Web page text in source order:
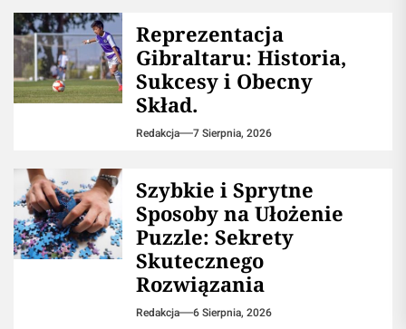
Reprezentacja
Gibraltaru: Historia,
Sukcesy i Obecny
Skład.
Redakcja 7 Sierpnia, 2026
Szybkie i Sprytne
Sposoby na Ułożenie
Puzzle: Sekrety
Skutecznego
Rozwiązania
Redakcja 6 Sierpnia, 2026